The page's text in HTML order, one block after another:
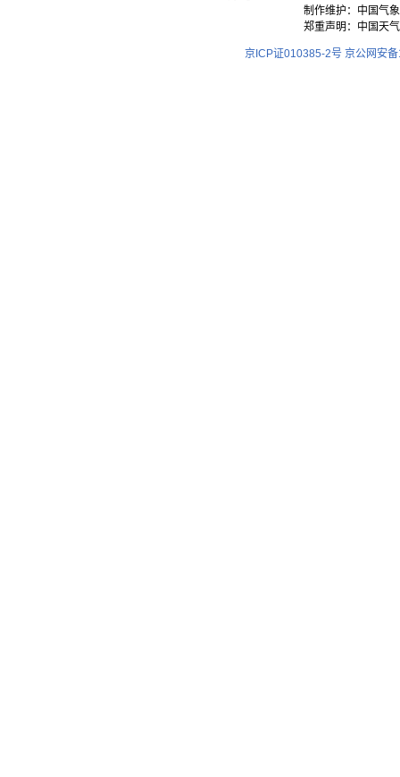
制作维护：中国气
郑重声明：中国天
京ICP证010385-2号 京公网安